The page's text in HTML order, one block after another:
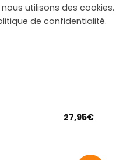
utilisons des cookies.
de confidentialité.
27,95€